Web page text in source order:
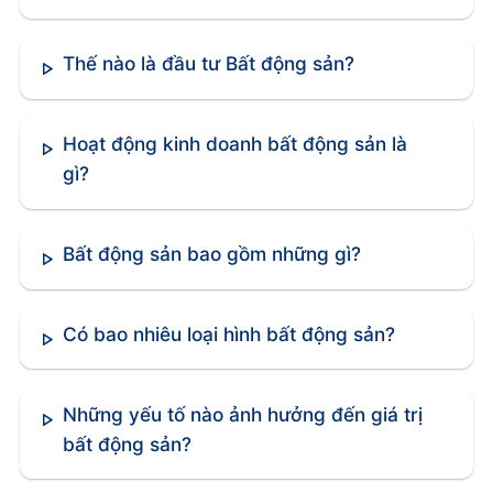
Mật độ xây dựng
Chiều cao công trình
Yêu cầu về cơ sở hạ tầng
Tiêu chuẩn an toàn và môi trường
Việc tuân thủ các quy định này đảm bảo dự án
trường xung quanh .
Hợp đồng mua bán bất động sản là công cụ pháp
và người bán .
Thế nào là đầu tư Bất động sản?
Hoạt động kinh doanh bất động sản là
gì?
Bất động sản bao gồm những gì?
Có bao nhiêu loại hình bất động sản?
Những yếu tố nào ảnh hưởng đến giá trị
bất động sản?